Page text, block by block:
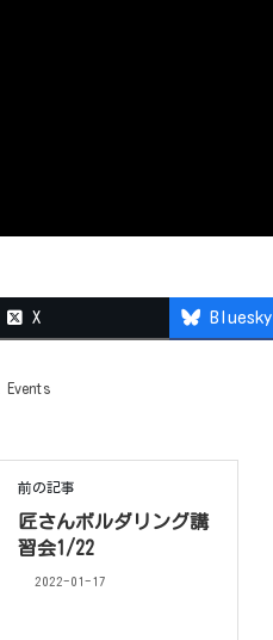
X Bluesky
Events
前の記事
匠さんボルダリング講
習会1/22
2022-01-17